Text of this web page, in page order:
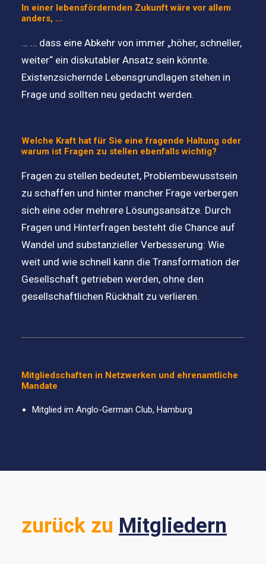
In einer lebensfördernden Zukunft wäre vor allem
anders, ...
… … dass eine Abkehr von immer „höher, schneller,
weiter“ ein diskutabler Ansatz sein könnte.
Existenzsichernde Lebensgrundlagen stehen in
Frage und sollten neu gedacht werden.
Welche Kraft hat für Sie eine fragende Haltung oder
warum ist Fragen zu stellen ebenfalls wichtig?
Fragen zu stellen bedeutet, Problembewusstsein
zu schaffen und hinter mancher Frage verbergen
sich eine oder mehrere Lösungsansätze. Durch
Fragen und Hinterfragen besteht die Chance auf
Wandel und substanzieller Verbesserung: Wie
weit und wie schnell kann die Transformation der
Gesellschaft getrieben werden, ohne den
gesellschaftlichen Rückhalt zu verlieren.
Mitgliedschaften in Netzwerken und ehrenamtliche
Mandate
Mitglied im Anglo-German Club, Hamburg
zurück zu Mitgliedern